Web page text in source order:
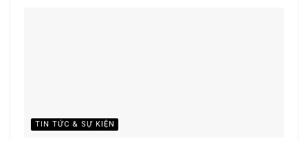
TIN TỨC & SỰ KIỆN